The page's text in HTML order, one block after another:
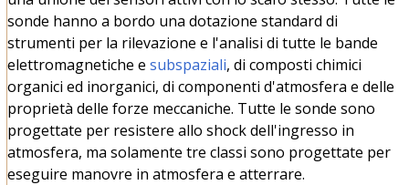
sonde hanno a bordo una dotazione standard di
strumenti per la rilevazione e l'analisi di tutte le bande
elettromagnetiche e subspaziali, di composti chimici
organici ed inorganici, di componenti d'atmosfera e delle
proprietà delle forze meccaniche. Tutte le sonde sono
progettate per resistere allo shock dell'ingresso in
atmosfera, ma solamente tre classi sono progettate per
eseguire manovre in atmosfera e atterrare.